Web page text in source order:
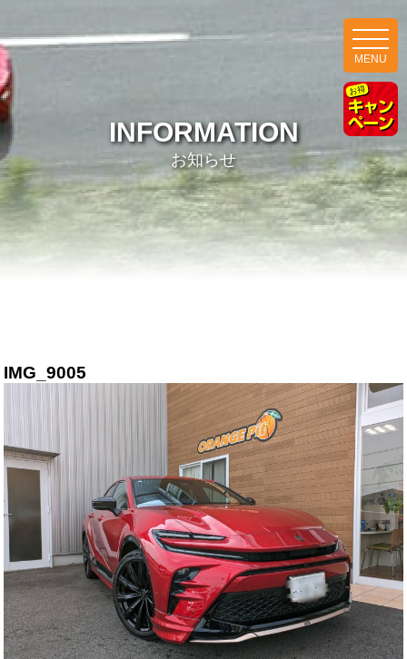
MENU
INFORMATION
お知らせ
IMG_9005